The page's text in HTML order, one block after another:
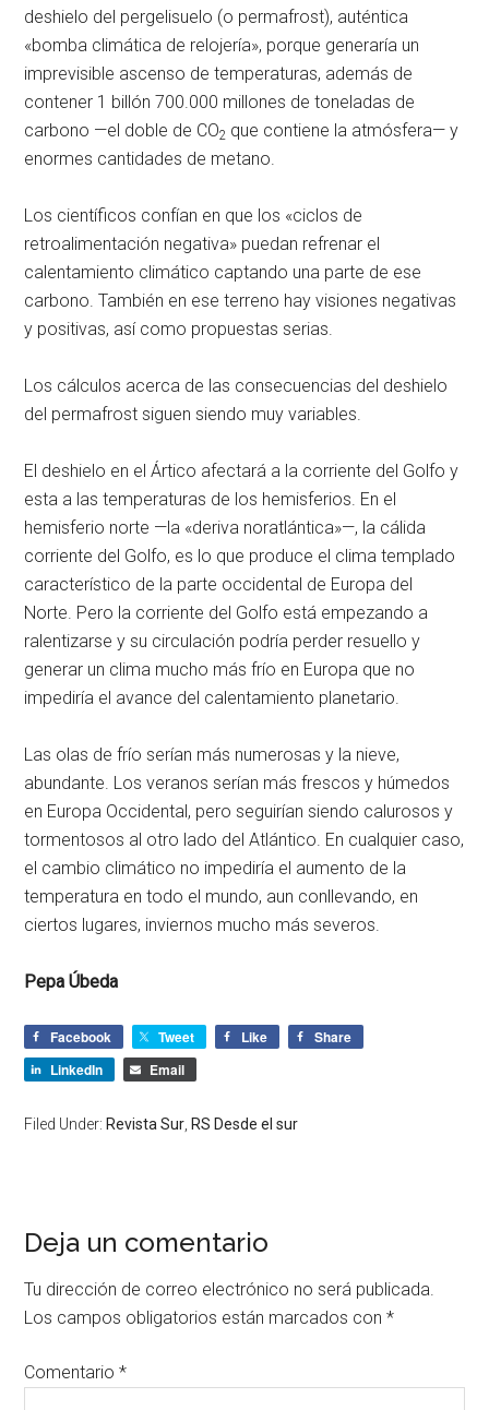
deshielo del pergelisuelo (o permafrost), auténtica
«bomba climática de relojería», porque generaría un
imprevisible ascenso de temperaturas, además de
contener 1 billón 700.000 millones de toneladas de
carbono —el doble de CO2 que contiene la atmósfera— y
enormes cantidades de metano.
Los científicos confían en que los «ciclos de
retroalimentación negativa» puedan refrenar el
calentamiento climático captando una parte de ese
carbono. También en ese terreno hay visiones negativas
y positivas, así como propuestas serias.
Los cálculos acerca de las consecuencias del deshielo
del permafrost siguen siendo muy variables.
El deshielo en el Ártico afectará a la corriente del Golfo y
esta a las temperaturas de los hemisferios. En el
hemisferio norte —la «deriva noratlántica»—, la cálida
corriente del Golfo, es lo que produce el clima templado
característico de la parte occidental de Europa del
Norte. Pero la corriente del Golfo está empezando a
ralentizarse y su circulación podría perder resuello y
generar un clima mucho más frío en Europa que no
impediría el avance del calentamiento planetario.
Las olas de frío serían más numerosas y la nieve,
abundante. Los veranos serían más frescos y húmedos
en Europa Occidental, pero seguirían siendo calurosos y
tormentosos al otro lado del Atlántico. En cualquier caso,
el cambio climático no impediría el aumento de la
temperatura en todo el mundo, aun conllevando, en
ciertos lugares, inviernos mucho más severos.
Pepa Úbeda
Facebook Tweet Like
Share
LinkedIn
Email
Filed Under: Revista Sur RS Desde el sur
Deja un comentario
Tu dirección de correo electrónico no será publicada.
Los campos obligatorios están marcados con*
Comentario*